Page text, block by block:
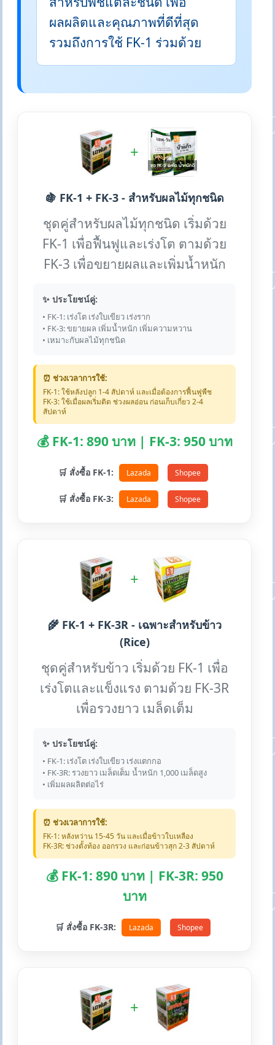
ผลผลิตและคุณภาพที่ดีที่สุด
รวมถึงการใช้ FK-1 ร่วมด้วย
+
🍇 FK-1 + FK-3 - สำหรับผลไม้ทุกชนิด
ชุดคู่สำหรับผลไม้ทุกชนิด เริ่มด้วย
FK-1 เพื่อฟื้นฟูและเร่งโต ตามด้วย
FK-3 เพื่อขยายผลและเพิ่มน้ำหนัก
✨ ประโยชน์คู่:
• FK-1: เร่งโต เร่งใบเขียว เร่งราก
• FK-3: ขยายผล เพิ่มน้ำหนัก เพิ่มความหวาน
• เหมาะกับผลไม้ทุกชนิด
⏰ ช่วงเวลาการใช้:
FK-1: ใช้หลังปลูก 1-4 สัปดาห์ และเมื่อต้องการฟื้นฟูพืช
FK-3: ใช้เมื่อผลเริ่มติด ช่วงผลอ่อน ก่อนเก็บเกี่ยว 2-4
สัปดาห์
💰 FK-1: 890 บาท | FK-3: 950 บาท
🛒 สั่งซื้อ FK-1: Lazada Shopee
🛒 สั่งซื้อ FK-3: Lazada Shopee
+
🌾 FK-1 + FK-3R - เฉพาะสำหรับข้าว
(Rice)
ชุดคู่สำหรับข้าว เริ่มด้วย FK-1 เพื่อ
เร่งโตและแข็งแรง ตามด้วย FK-3R
เพื่อรวงยาว เมล็ดเต็ม
✨ ประโยชน์คู่:
• FK-1: เร่งโต เร่งใบเขียว เร่งแตกกอ
• FK-3R: รวงยาว เมล็ดเต็ม น้ำหนัก 1,000 เมล็ดสูง
• เพิ่มผลผลิตต่อไร่
⏰ ช่วงเวลาการใช้:
FK-1: หลังหว่าน 15-45 วัน และเมื่อข้าวใบเหลือง
FK-3R: ช่วงตั้งท้อง ออกรวง และก่อนข้าวสุก 2-3 สัปดาห์
💰 FK-1: 890 บาท | FK-3R: 950
บาท
🛒 สั่งซื้อ FK-3R: Lazada Shopee
+